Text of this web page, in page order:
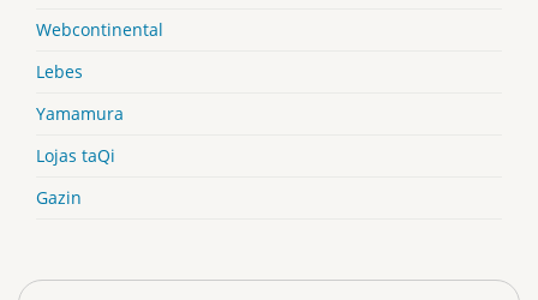
Webcontinental
Lebes
Yamamura
Lojas taQi
Gazin